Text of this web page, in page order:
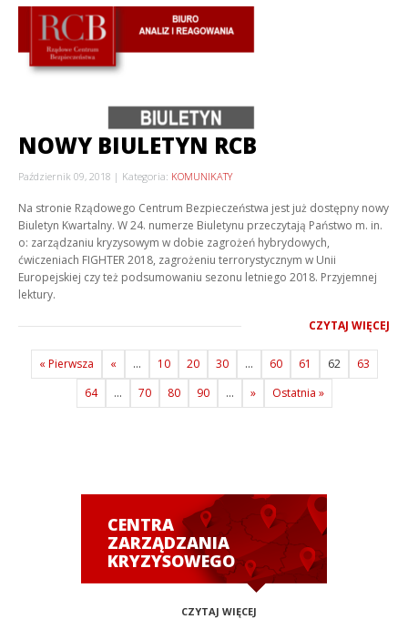
NOWY BIULETYN RCB
Październik 09, 2018 Kategoria: KOMUNIKATY
Na stronie Rządowego Centrum Bezpieczeństwa jest już dostępny nowy
Biuletyn Kwartalny. W 24. numerze Biuletynu przeczytają Państwo m. in.
o: zarządzaniu kryzysowym w dobie zagrożeń hybrydowych,
ćwiczeniach FIGHTER 2018, zagrożeniu terrorystycznym w Unii
Europejskiej czy też podsumowaniu sezonu letniego 2018. Przyjemnej
lektury.
CZYTAJ WIĘCEJ
« Pierwsza « ... 10 20 30 ... 60 61 62
63
64
... 70 80 90 ... » Ostatnia »
CENTRA
ZARZĄDZANIA
KRYZYSOWEGO
CZYTAJ WIĘCEJ